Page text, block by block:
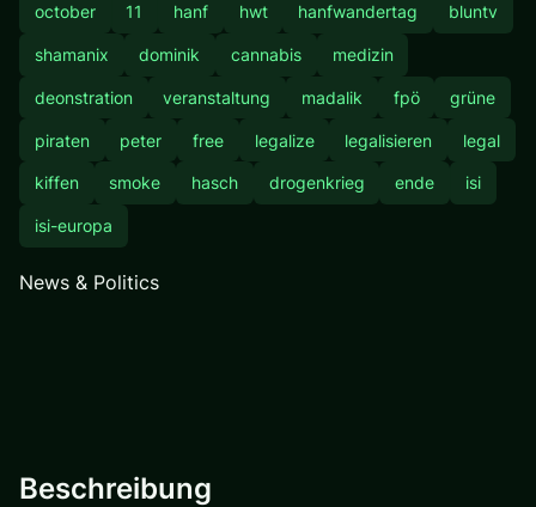
october 11 hanf hwt hanfwandertag bluntv
shamanix dominik cannabis medizin
deonstration veranstaltung madalik fpö grüne
piraten peter free legalize legalisieren legal
kiffen smoke hasch drogenkrieg ende isi
isi-europa
News & Politics
Beschreibung